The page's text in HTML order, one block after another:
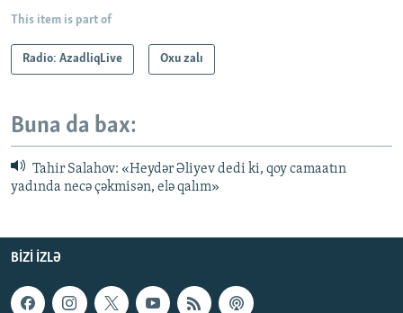
This item is part of
Radio: AzadliqLive Oxu zalı
Buna da bax:
Tahir Salahov: «Heydər Əliyev dedi ki, qoy camaatın
yadında necə çəkmisən, elə qalım»
BIZI IZLƏ